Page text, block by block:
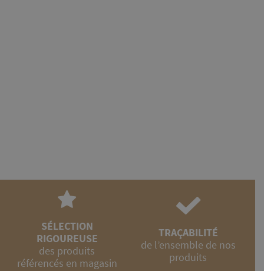
SÉLECTION
RIGOUREUSE
des produits
référencés en magasin
TRAÇABILITÉ
de l’ensemble de nos
produits